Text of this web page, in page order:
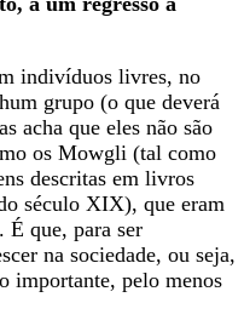
indivíduos livres, no
grupo (o que deverá
acha que eles não são
os Mowgli (tal como
descritas em livros
século XIX), que eram
É que, para ser
na sociedade, ou seja,
importante, pelo menos